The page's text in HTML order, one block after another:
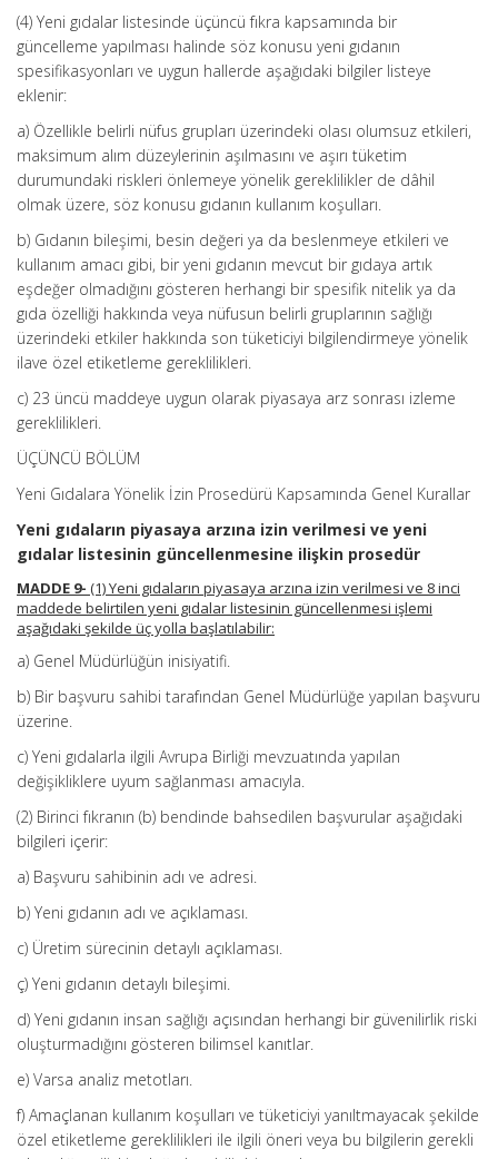
(4) Yeni gıdalar listesinde üçüncü fıkra kapsamında bir
güncelleme yapılması halinde söz konusu yeni gıdanın
spesifikasyonları ve uygun hallerde aşağıdaki bilgiler listeye
eklenir:
a) Özellikle belirli nüfus grupları üzerindeki olası olumsuz etkileri,
maksimum alım düzeylerinin aşılmasını ve aşırı tüketim
durumundaki riskleri önlemeye yönelik gereklilikler de dâhil
olmak üzere, söz konusu gıdanın kullanım koşulları.
b) Gıdanın bileşimi, besin değeri ya da beslenmeye etkileri ve
kullanım amacı gibi, bir yeni gıdanın mevcut bir gıdaya artık
eşdeğer olmadığını gösteren herhangi bir spesifik nitelik ya da
gıda özelliği hakkında veya nüfusun belirli gruplarının sağlığı
üzerindeki etkiler hakkında son tüketiciyi bilgilendirmeye yönelik
ilave özel etiketleme gereklilikleri.
c) 23 üncü maddeye uygun olarak piyasaya arz sonrası izleme
gereklilikleri.
ÜÇÜNCÜ BÖLÜM
Yeni Gıdalara Yönelik İzin Prosedürü Kapsamında Genel Kurallar
Yeni gıdaların piyasaya arzına izin verilmesi ve yeni
gıdalar listesinin güncellenmesine ilişkin prosedür
MADDE 9- (1) Yeni gıdaların piyasaya arzına izin verilmesi ve 8 inci
maddede belirtilen yeni gıdalar listesinin güncellenmesi işlemi
aşağıdaki şekilde üç yolla başlatılabilir:
a) Genel Müdürlüğün inisiyatifi.
b) Bir başvuru sahibi tarafından Genel Müdürlüğe yapılan başvuru
üzerine.
c) Yeni gıdalarla ilgili Avrupa Birliği mevzuatında yapılan
değişikliklere uyum sağlanması amacıyla.
(2) Birinci fıkranın (b) bendinde bahsedilen başvurular aşağıdaki
bilgileri içerir:
a) Başvuru sahibinin adı ve adresi.
b) Yeni gıdanın adı ve açıklaması.
c) Üretim sürecinin detaylı açıklaması.
ç) Yeni gıdanın detaylı bileşimi.
d) Yeni gıdanın insan sağlığı açısından herhangi bir güvenilirlik riski
oluşturmadığını gösteren bilimsel kanıtlar.
e) Varsa analiz metotları.
f) Amaçlanan kullanım koşulları ve tüketiciyi yanıltmayacak şekilde
özel etiketleme gereklilikleri ile ilgili öneri veya bu bilgilerin gerekli